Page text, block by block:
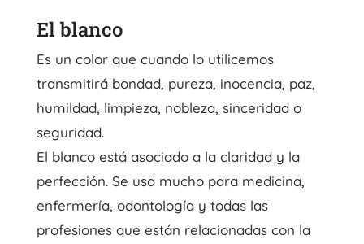
El blanco
Es un color que cuando lo utilicemos
transmitirá bondad, pureza, inocencia, paz,
humildad, limpieza, nobleza, sinceridad o
seguridad.
El blanco está asociado a la claridad y la
perfección. Se usa mucho para medicina,
enfermería, odontología y todas las
profesiones que están relacionadas con la